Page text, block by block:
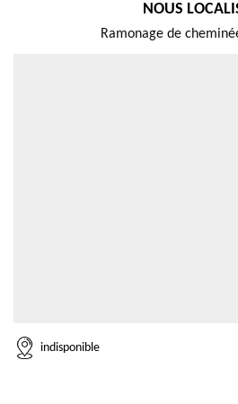
NOUS
Ramonage de
indisponible